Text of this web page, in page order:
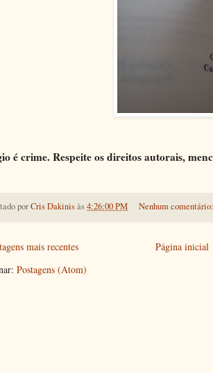
é crime. Respeite os direitos autorais,
porCris Dakinisàs4:26:00 PM Nenhum comentário:
mais recentes
Página inicial
Postagens (Atom)